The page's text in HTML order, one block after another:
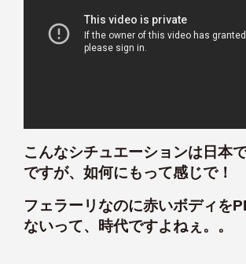
こんなシチュエーションは日本
ですが、如何にもって感じで！
フェラーリなのに赤いボディを
ないって、時代ですよねぇ。。